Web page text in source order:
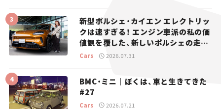
新型ポルシェ・カイエン エレクトリッ
クは速すぎる！ エンジン車派の私の価
値観を覆した、新しいポルシェの走
り。
Cars 2026.07.31
BMC・ミニ｜ぼくは、車と生きてきた
#27
Cars 2026.07.21